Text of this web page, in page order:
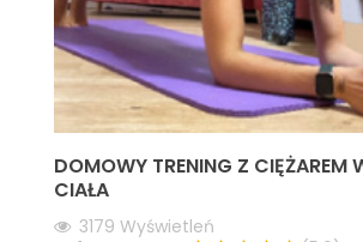
DOMOWY TRENING Z CIĘŻAREM
CIAŁA
3179 Wyświetleń